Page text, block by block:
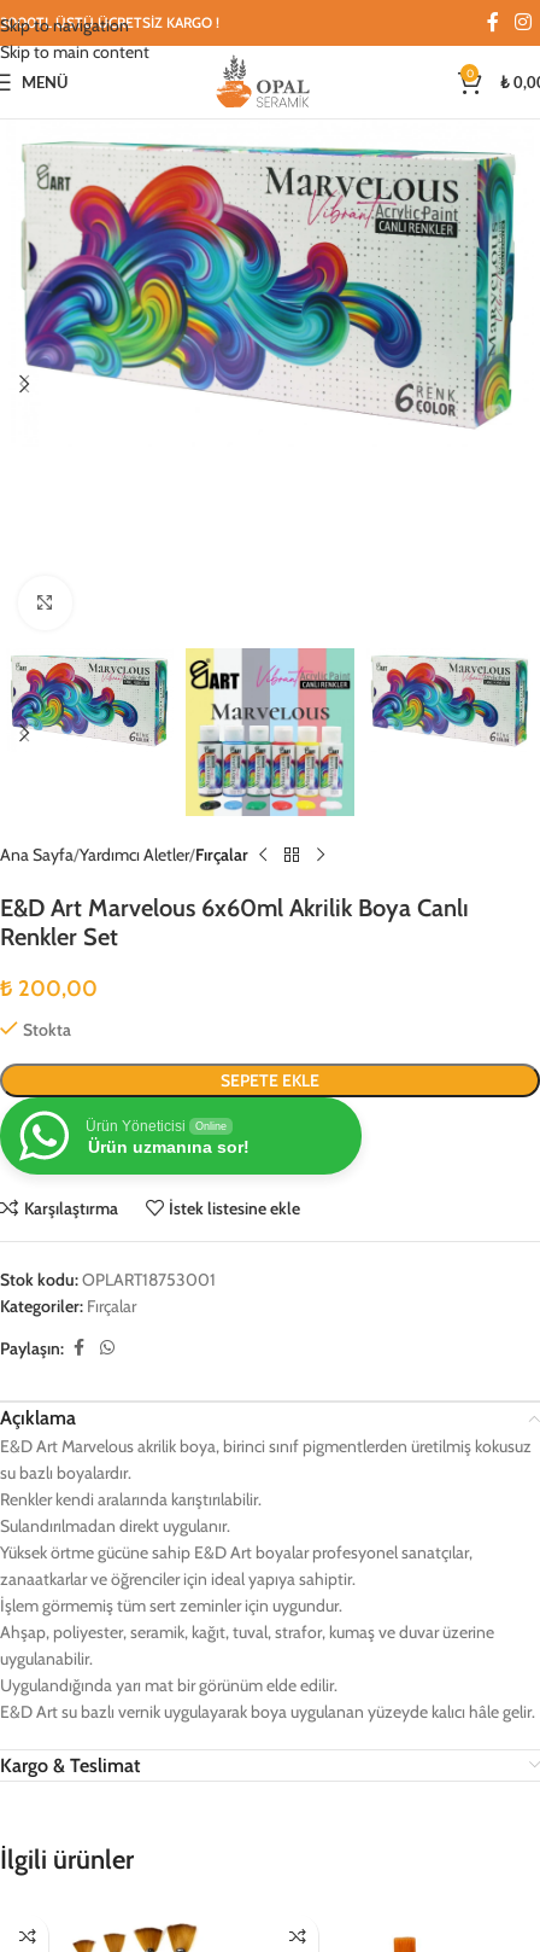
Skip to navigation
Skip to main content
3000TL ÜSTÜ ÜCRETSİZ KARGO !
MENÜ 0 ₺
Ana Sayfa Yardımcı Aletler Fırçalar
E&D Art Marvelous 6x60ml Akrilik Boya Canlı
Renkler Set
₺ 200,00
Stokta
SEPETE EKLE
Ürün Yöneticisi Online
Ürün uzmanına sor!
Karşılaştırma İstek listesine ekle
Stok kodu:OPLART18753001
Kategoriler: Fırçalar
Paylaşın:
Açıklama
E&D Art Marvelous akrilik boya, birinci sınıf pigmentlerden üretilmiş kokusuz
su bazlı boyalardır.
Renkler kendi aralarında karıştırılabilir.
Sulandırılmadan direkt uygulanır.
Yüksek örtme gücüne sahip E&D Art boyalar profesyonel sanatçılar,
zanaatkarlar ve öğrenciler için ideal yapıya sahiptir.
İşlem görmemiş tüm sert zeminler için uygundur.
Ahşap, poliyester, seramik, kağıt, tuval, strafor, kumaş ve duvar üzerine
uygulanabilir.
Uygulandığında yarı mat bir görünüm elde edilir.
E&D Art su bazlı vernik uygulayarak boya uygulanan yüzeyde kalıcı hâle gelir.
Kargo & Teslimat
İlgili ürünler